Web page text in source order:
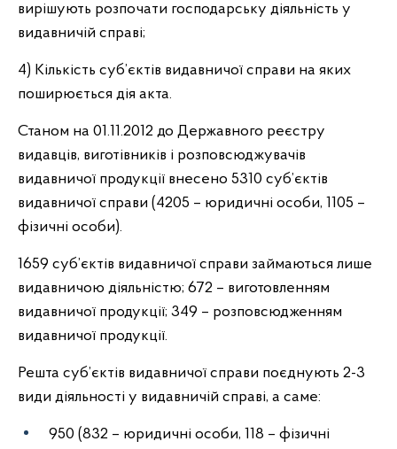
вирішують розпочати господарську діяльність у
видавничій справі;
4) Кількість суб’єктів видавничої справи на яких
поширюється дія акта.
Станом на 01.11.2012 до Державного реєстру
видавців, виготівників і розповсюджувачів
видавничої продукції внесено 5310 суб’єктів
видавничої справи (4205 – юридичні особи, 1105 –
фізичні особи).
1659 суб’єктів видавничої справи займаються лише
видавничою діяльністю; 672 – виготовленням
видавничої продукції; 349 – розповсюдженням
видавничої продукції.
Решта суб’єктів видавничої справи поєднують 2-3
види діяльності у видавничій справі, а саме:
950 (832 – юридичні особи, 118 – фізичні